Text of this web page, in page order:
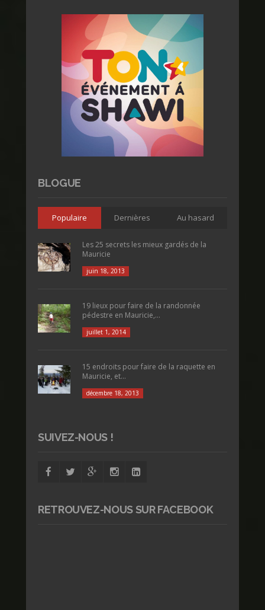
BLOGUE
Populaire Dernières Au hasard
Les 25 secrets les mieux gardés de la
Mauricie
juin 18, 2013
19 lieux pour faire de la randonnée
pédestre en Mauricie,...
juillet 1, 2014
15 endroits pour faire de la raquette en
Mauricie, et...
décembre 18, 2013
SUIVEZ-NOUS !
RETROUVEZ-NOUS SUR FACEBOOK